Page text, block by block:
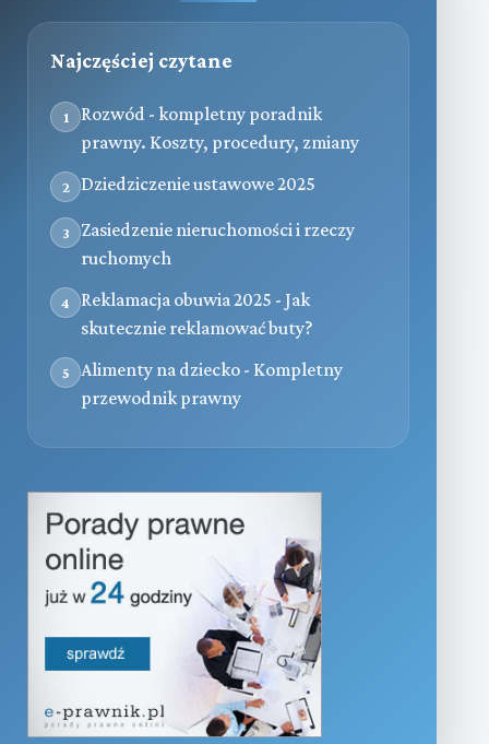
Najczęściej czytane
1
Rozwód - kompletny poradnik
prawny. Koszty, procedury, zmiany
2 Dziedziczenie ustawowe 2025
3
Zasiedzenie nieruchomości i rzeczy
ruchomych
4
Reklamacja obuwia 2025 - Jak
skutecznie reklamować buty?
5
Alimenty na dziecko - Kompletny
przewodnik prawny